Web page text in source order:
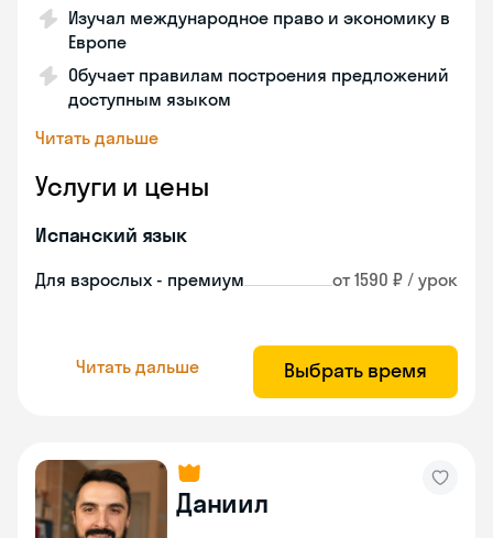
Изучал международное право и экономику в
Европе
Обучает правилам построения предложений
доступным языком
Читать дальше
Услуги и цены
Испанский язык
Для взрослых - премиум от 1590 ₽ / урок
Читать дальше Выбрать время
Даниил